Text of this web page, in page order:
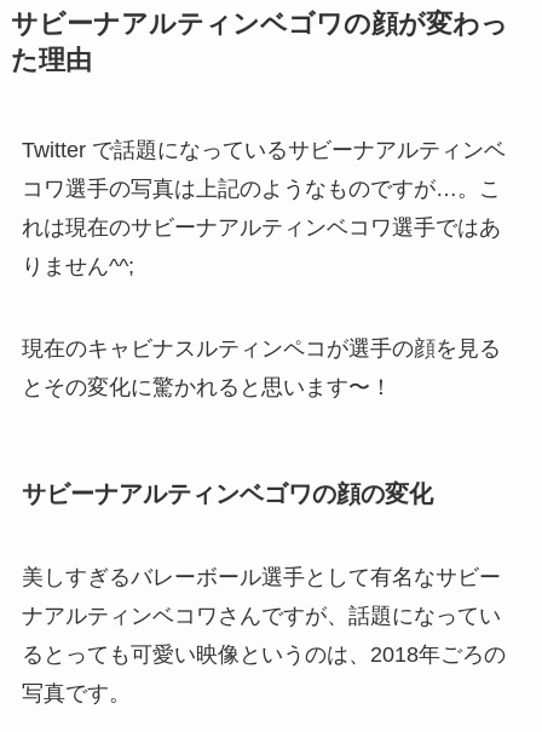
サビーナアルティンベゴワの顔が変わっ
た理由
Twitter で話題になっているサビーナアルティンベ
コワ選手の写真は上記のようなものですが…。こ
れは現在のサビーナアルティンベコワ選手ではあ
りません^^;
現在のキャビナスルティンペコが選手の顔を見る
とその変化に驚かれると思います〜！
サビーナアルティンベゴワの顔の変化
美しすぎるバレーボール選手として有名なサビー
ナアルティンベコワさんですが、話題になってい
るとっても可愛い映像というのは、2018年ごろの
写真です。